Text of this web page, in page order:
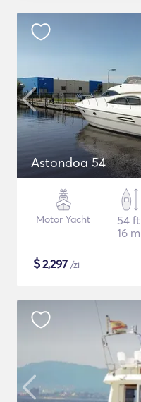
Astondoa 54
Motor Yacht
54 ft
16 m
$2,297 /zi